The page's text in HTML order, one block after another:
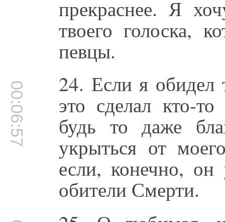
прекраснее. Я
твоего голоска,
певцы.
00:06:57 24. Если я обидел
это сделал кто-
будь то даже
укрыться от
если, конечно,
обители Смерти.